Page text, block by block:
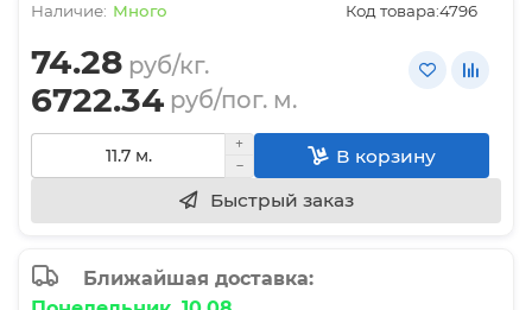
Много Код товара:4796
74.28 руб/кг.
6722.34 руб/пог. м.
В корзину
Быстрый заказ
Ближайшая доставка: